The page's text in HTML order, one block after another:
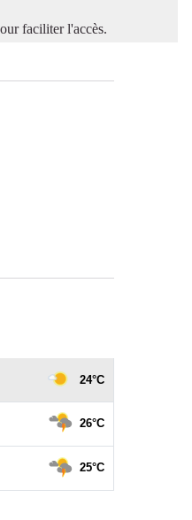
faciliter l'accès.